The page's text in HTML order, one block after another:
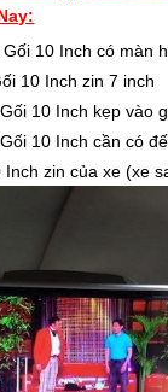
10 Inch có màn
10 Inch zin 7 inch
10 Inch kẹp vào
10 Inch cần có
zin của xe (xe